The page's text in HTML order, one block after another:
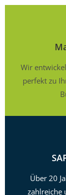
Wir
perfekt zu
Über 20
zahlreiche